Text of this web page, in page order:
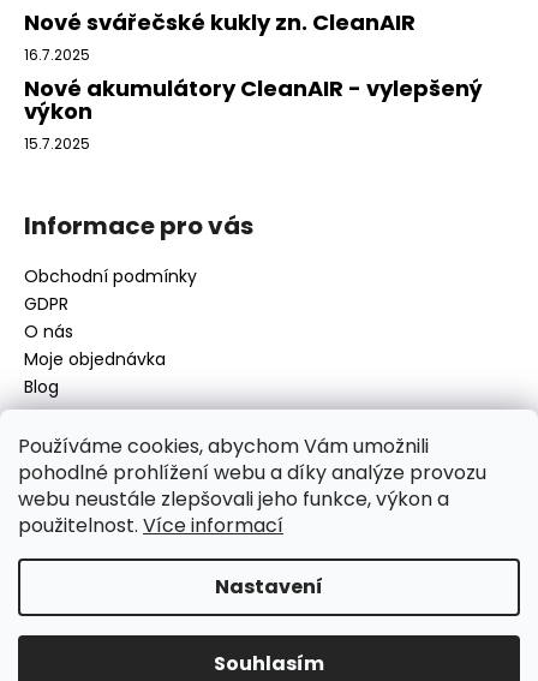
Používáme cookies, abychom Vám umožnili
pohodlné prohlížení webu a díky analýze provozu
webu neustále zlepšovali jeho funkce, výkon a
použitelnost. Více informací
Nastavení
Souhlasím
Nové svářečské kukly zn. CleanAIR
16.7.2025
Nové akumulátory CleanAIR - vylepšený
výkon
15.7.2025
Informace pro vás
Obchodní podmínky
GDPR
O nás
Moje objednávka
Blog
Kontakt
disamsafety@disamsafety.cz
596 624 947
Sledujte nás na Facebooku